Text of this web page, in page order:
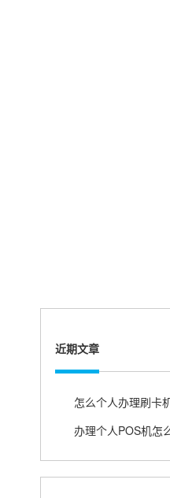
近期文章